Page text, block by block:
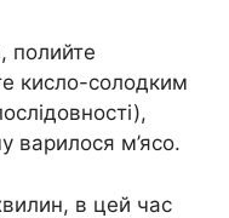
полийте
кисло-солодким
варилося м’ясо.
в цей час